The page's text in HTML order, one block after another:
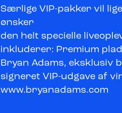
Særlige VIP-pakker vil
ønsker
den helt specielle
inkluderer: Premium
Bryan Adams, eksklusiv
signeret VIP-udgave af
www.bryanadams.com